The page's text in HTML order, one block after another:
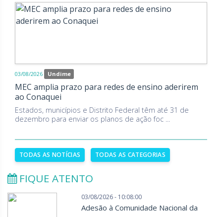
03/08/2026 Undime
MEC amplia prazo para redes de ensino aderirem
ao Conaquei
Estados, municípios e Distrito Federal têm até 31 de
dezembro para enviar os planos de ação foc ...
TODAS AS NOTÍCIAS TODAS AS CATEGORIAS
FIQUE ATENTO
03/08/2026 - 10:08:00
Adesão à Comunidade Nacional da